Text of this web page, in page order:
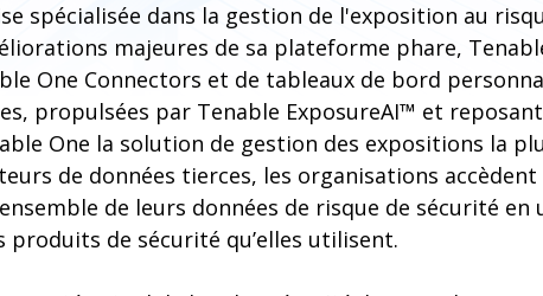
spécialisée dans la gestion de l'exposition au
majeures de sa plateforme phare,
One Connectors et de tableaux de bord
propulsées par Tenable ExposureAI™ et
One la solution de gestion des expositions la
de données tierces, les organisations accèdent
de leurs données de risque de sécurité
produits de sécurité qu’elles utilisent.